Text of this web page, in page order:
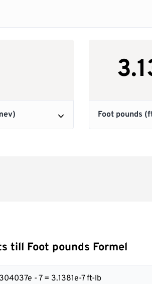
till Foot pounds Formel
- 7 = 3.1381e-7 ft-lb